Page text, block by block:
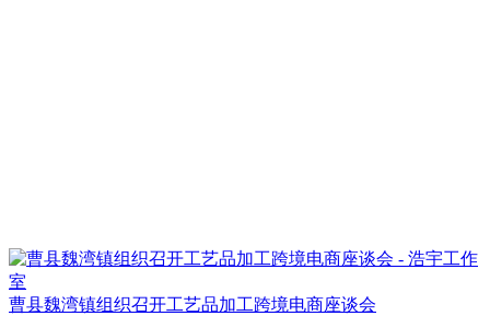
曹县魏湾镇组织召开工艺品加工跨境电商座谈会